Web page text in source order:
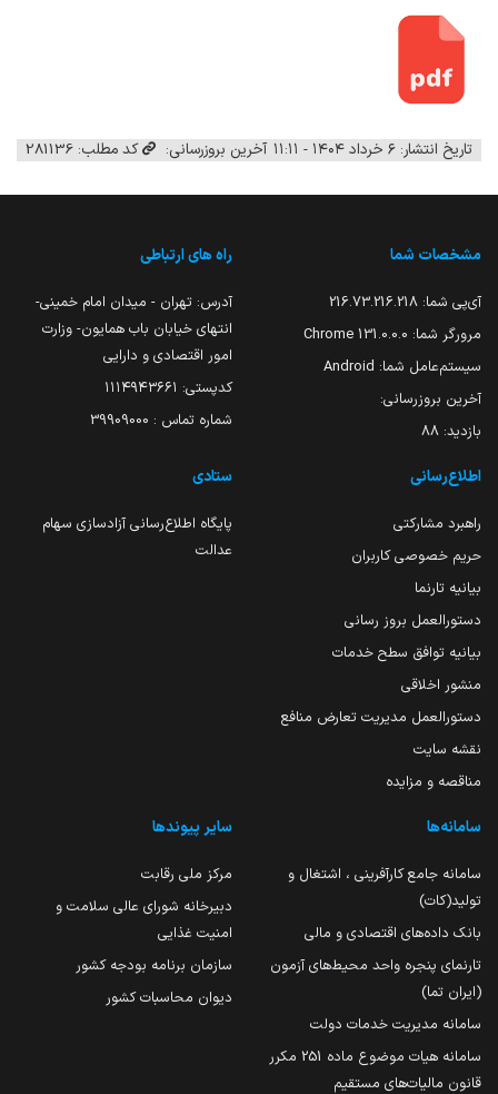
تاریخ انتشار: ۶ خرداد ۱۴۰۴ - ۱۱:۱۱ آخرین بروزرسانی: کد مطلب: 281136
مشخصات شما
آی‌پی شما: 216.73.216.218
مرورگر شما: 131.0.0.0 Chrome
سیستم‌عامل شما: Android
آخرین بروزرسانی:
بازدید: 88
راه های ارتباطی
آدرس: تهران - میدان امام خمینی-
انتهای خیابان باب همایون- وزارت
امور اقتصادی و دارایی
کدپستی: ۱۱۱۴۹۴۳۶۶۱
شماره تماس : 39909000
اطلاع‌رسانی
راهبرد مشارکتی
حریم خصوصی کاربران
بیانیه تارنما
دستورالعمل بروز رسانی
بیانیه توافق سطح خدمات
منشور اخلاقی
دستورالعمل مدیریت تعارض منافع
نقشه سایت
مناقصه و مزایده
ستادی
پایگاه اطلاع‌رسانی آزادسازی سهام
عدالت
سامانه‌ها
سامانه جامع کارآفرینی ، اشتغال و
تولید(کات)
بانک داده‌های اقتصادی و مالی
تارنمای پنجره واحد محیط‌های آزمون
(ایران تما)
سامانه مدیریت خدمات دولت
سامانه هیات موضوع ماده 251 مکرر
قانون مالیات‌های مستقیم
سایر پیوندها
مرکز ملی رقابت
دبیرخانه شورای عالی سلامت و
امنیت غذایی
سازمان برنامه بودجه کشور
دیوان محاسبات کشور